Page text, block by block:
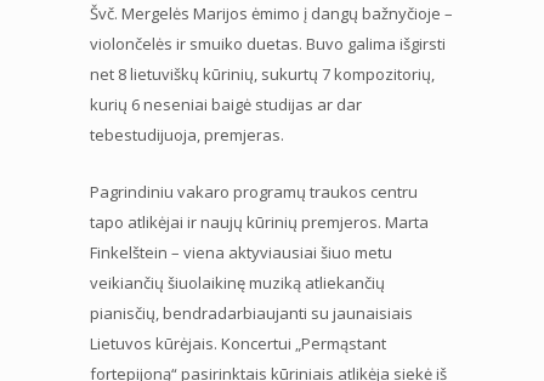
Švč. Mergelės Marijos ėmimo į dangų bažnyčioje –
violončelės ir smuiko duetas. Buvo galima išgirsti
net 8 lietuviškų kūrinių, sukurtų 7 kompozitorių,
kurių 6 neseniai baigė studijas ar dar
tebestudijuoja, premjeras.
Pagrindiniu vakaro programų traukos centru
tapo atlikėjai ir naujų kūrinių premjeros. Marta
Finkelštein – viena aktyviausiai šiuo metu
veikiančių šiuolaikinę muziką atliekančių
pianisčių, bendradarbiaujanti su jaunaisiais
Lietuvos kūrėjais. Koncertui „Permąstant
fortepijoną“ pasirinktais kūriniais atlikėja siekė iš